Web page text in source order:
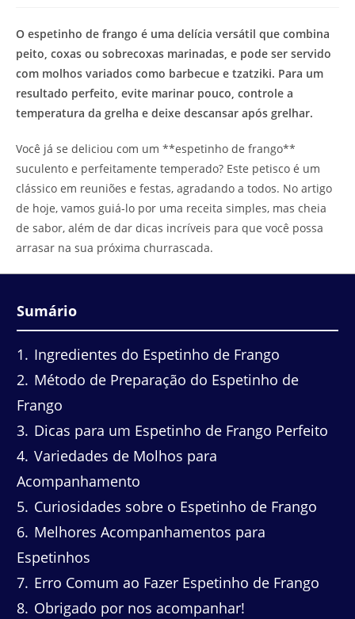
O espetinho de frango é uma delícia versátil que combina
peito, coxas ou sobrecoxas marinadas, e pode ser servido
com molhos variados como barbecue e tzatziki. Para um
resultado perfeito, evite marinar pouco, controle a
temperatura da grelha e deixe descansar após grelhar.
Você já se deliciou com um **espetinho de frango**
suculento e perfeitamente temperado? Este petisco é um
clássico em reuniões e festas, agradando a todos. No artigo
de hoje, vamos guiá-lo por uma receita simples, mas cheia
de sabor, além de dar dicas incríveis para que você possa
arrasar na sua próxima churrascada.
Sumário
1
Ingredientes do Espetinho de Frango
2 Método de Preparação do Espetinho de
Frango
3 Dicas para um Espetinho de Frango Perfeito
4 Variedades de Molhos para
Acompanhamento
5 Curiosidades sobre o Espetinho de Frango
6 Melhores Acompanhamentos para
Espetinhos
7 Erro Comum ao Fazer Espetinho de Frango
8 Obrigado por nos acompanhar!